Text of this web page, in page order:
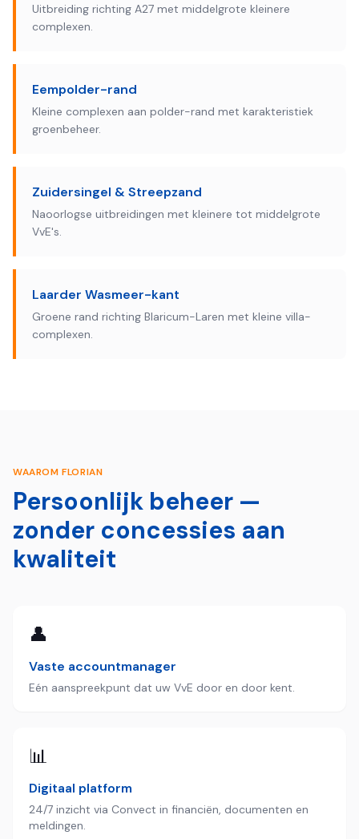
Uitbreiding richting A27 met middelgrote kleinere
complexen.
Eempolder-rand
Kleine complexen aan polder-rand met karakteristiek
groenbeheer.
Zuidersingel & Streepzand
Naoorlogse uitbreidingen met kleinere tot middelgrote
VvE's.
Laarder Wasmeer-kant
Groene rand richting Blaricum-Laren met kleine villa-
complexen.
WAAROM FLORIAN
Persoonlijk beheer —
zonder concessies aan
kwaliteit
👤
Vaste accountmanager
Eén aanspreekpunt dat uw VvE door en door kent.
📊
Digitaal platform
24/7 inzicht via Convect in financiën, documenten en
meldingen.